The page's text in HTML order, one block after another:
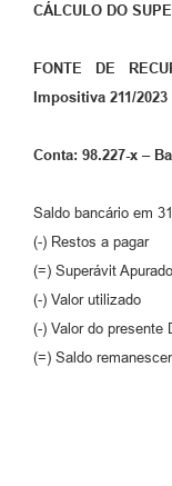
CÁLCULO DO
FONTE DE
Impositiva 211/2023
Conta: 98.227-x –
Saldo
(-)
(=)
(-)
(-) Valor do
(=) Saldo